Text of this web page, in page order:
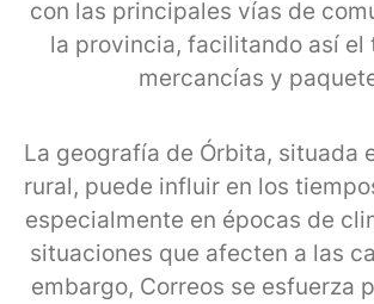
con las principales vías de
la provincia, facilitando así el
mercancías y
La geografía de Órbita, situada
rural, puede influir en los
especialmente en épocas de
situaciones que afecten a las
embargo, Correos se esfuerza